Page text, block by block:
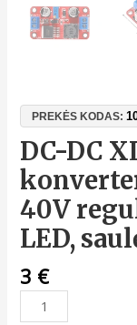
PREKĖS KODAS:
DC-DC
40V
LED,
3 €